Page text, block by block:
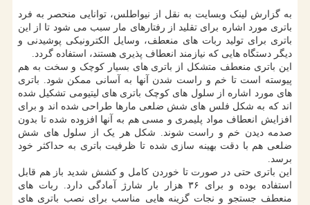
به گزارش لینک وبسایت به نقل از نیواطلس، توانایی منحصر به فرد
باتری مورد اشاره برای تقلید از رفتارهای مار سبب می شود تا از این
باتری برای تولید ربات های منعطف، وسایل الکترونیکی پوشیدنی و
دیگر دستگاه هایی که نیازمند انعطاف پذیری هستند، استفاده گردد.
این باتری منعطف متشکل از باتری های بسیار کوچک و سخت به هم
پیوسته است تا خم و راست شدن آنها به آسانی ممکن شود. باتری
های مورد اشاره از سلول های کوچک باتری های لیتیومی تشکیل شده
اند که به شکل فلس های شش ضلعی مارها طراحی شده اند و برای
افزایش انعطاف مواد پلیمری و مسی هم به آنها افزوده شده تا بدون
صدمه دیدن خم و راست شوند. شکل هر یک از سلول های شش
ضلعی هم با دقت بهینه سازی شده تا ظرفیت باتری به حداکثر خود
برسد.
این باتری حتی در صورت تا خوردن کامل و کشش شدید باز هم قابل
استفاده بوده و برای ۳۶ هزار بار شارژ آمادگی دارد. ربات های
منعطف جستجو و نجات گزینه هایی مناسب برای نصب باتری های